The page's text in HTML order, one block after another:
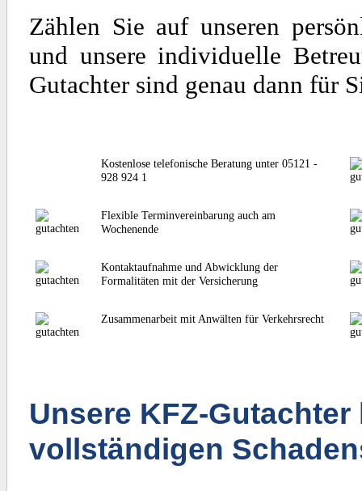
Zählen Sie auf unseren
und unsere individuelle
Gutachter sind genau dann für
Kostenlose telefonische Beratung unter 05121 -
928 924 1
Flexible Terminvereinbarung auch am
Wochenende
Kontaktaufnahme und Abwicklung der
Formalitäten mit der Versicherung
Zusammenarbeit mit Anwälten für Verkehrsrecht
Unsere KFZ-
vollständigen